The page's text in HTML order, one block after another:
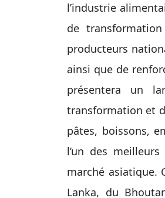
l’industrie
de
producteurs
ainsi que de
présentera un
transformation et
pâtes, boissons,
l’un des
marché asiatique.
Lanka, du